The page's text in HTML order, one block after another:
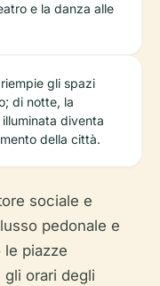
e la danza alle
gli spazi
di notte, la
diventa
della città.
sociale e
pedonale e
le piazze
orari degli